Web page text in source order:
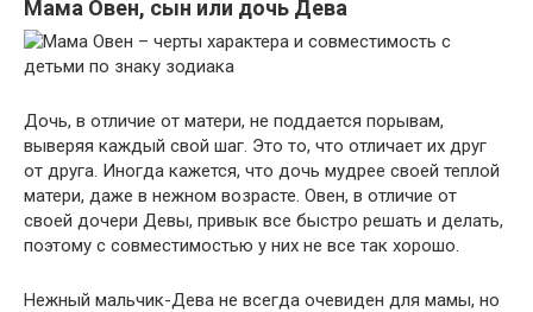
Мама Овен, сын или дочь Дева
Дочь, в отличие от матери, не поддается порывам,
выверяя каждый свой шаг. Это то, что отличает их друг
от друга. Иногда кажется, что дочь мудрее своей теплой
матери, даже в нежном возрасте. Овен, в отличие от
своей дочери Девы, привык все быстро решать и делать,
поэтому с совместимостью у них не все так хорошо.
Нежный мальчик-Дева не всегда очевиден для мамы, но